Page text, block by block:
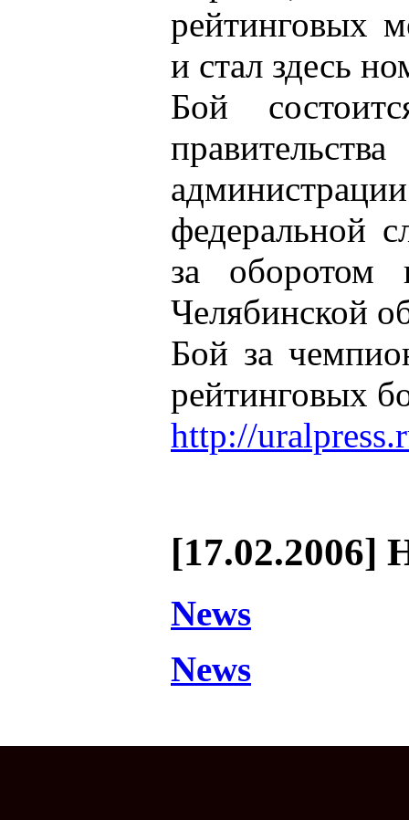
рейтинговых
и стал здесь
Бой
федеральной
за оборотом
Челябинской
Бой за
рейтинговых
http://
[17.02.2006]
News
News